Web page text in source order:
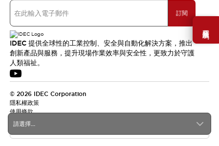
需要幫助嗎？
請選擇...
訂閱
IDEC 提供全球性的工業控制、安全與自動化解決方案，推出
創新產品與服務，提升現場作業效率與安全性，更致力於守護
人類福祉。
© 2026 IDEC Corporation
隱私權政策
使用條款
台灣